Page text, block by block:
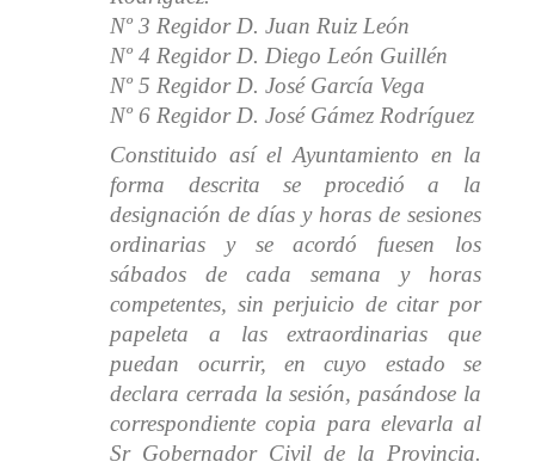
Nº 3 Regidor D. Juan Ruiz León
Nº 4 Regidor D. Diego León Guillén
Nº 5 Regidor D. José García Vega
Nº 6 Regidor D. José Gámez Rodríguez
Constituido así el Ayuntamiento en la
forma descrita se procedió a la
designación de días y horas de sesiones
ordinarias y se acordó fuesen los
sábados de cada semana y horas
competentes, sin perjuicio de citar por
papeleta a las extraordinarias que
puedan ocurrir, en cuyo estado se
declara cerrada la sesión, pasándose la
correspondiente copia para elevarla al
Sr Gobernador Civil de la Provincia.